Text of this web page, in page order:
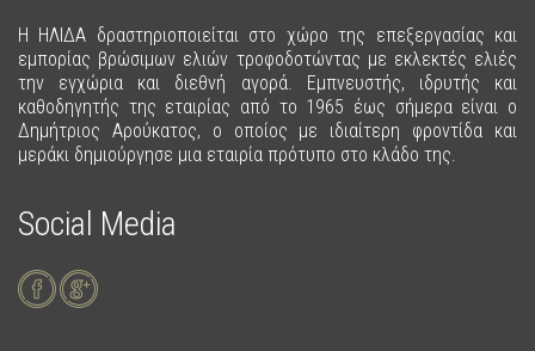
Η ΗΛΙΔΑ δραστηριοποιείται στο χώρο της επεξεργασίας και
εμπορίας βρώσιμων ελιών τροφοδοτώντας με εκλεκτές ελιές
την εγχώρια και διεθνή αγορά. Εμπνευστής, ιδρυτής και
καθοδηγητής της εταιρίας από το 1965 έως σήμερα είναι ο
Δημήτριος Αρούκατος, ο οποίος με ιδιαίτερη φροντίδα και
μεράκι δημιούργησε μια εταιρία πρότυπο στο κλάδο της.
Social Media